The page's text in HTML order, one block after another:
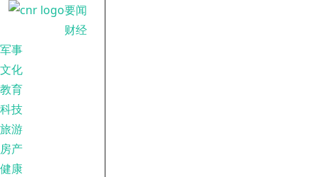
要闻
财经
军事
文化
教育
科技
旅游
房产
健康